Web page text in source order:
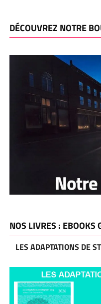
DÉCOUVREZ NOTRE
NOS LIVRES : EBOOKS
LES ADAPTATIONS DE